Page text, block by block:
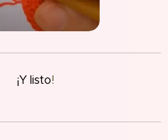
¡Ylisto!